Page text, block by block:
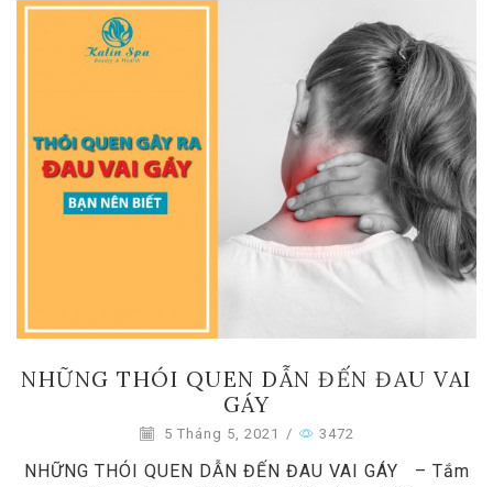
NHỮNG THÓI QUEN DẪN ĐẾN ĐAU VAI
GÁY
5 Tháng 5, 2021 / 3472
NHỮNG THÓI QUEN DẪN ĐẾN ĐAU VAI GÁY – Tắm